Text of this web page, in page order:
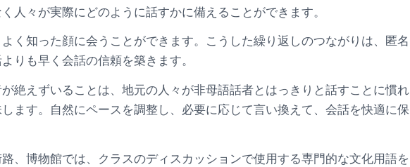
人々が実際にどのように話すかに備えることができます。
く知った顔に会うことができます。こうした繰り返しのつながりは、匿名
りも早く会話の信頼を築きます。
絶えずいることは、地元の人々が非母語話者とはっきりと話すことに慣れ
ます。自然にペースを調整し、必要に応じて言い換えて、会話を快適に保
、博物館では、クラスのディスカッションで使用する専門的な文化用語を